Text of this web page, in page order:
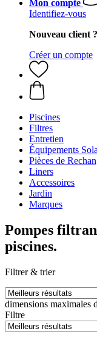
Mon compte
Identifiez-vous
Nouveau client ?
Créer un compte
Piscines
Filtres
Entretien
Équipements
Pièces de
Liners
Accessoires
Jardin
Marques
Pompes
piscines.
Filtrer & trier
dimensions maximales
Filtre